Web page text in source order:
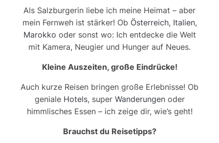
Als Salzburgerin liebe ich meine Heimat – aber
mein Fernweh ist stärker! Ob Österreich, Italien,
Marokko oder sonst wo: Ich entdecke die Welt
mit Kamera, Neugier und Hunger auf Neues.
Kleine Auszeiten, große Eindrücke!
Auch kurze Reisen bringen große Erlebnisse! Ob
geniale Hotels, super Wanderungenoder
himmlisches Essen – ich zeige dir, wie’s geht!
Brauchst du Reisetipps?